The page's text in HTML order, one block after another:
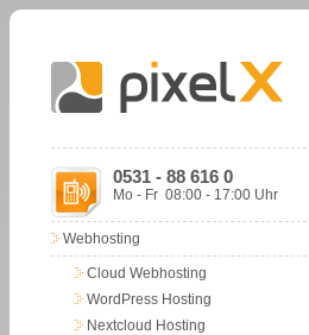
0531 - 88 616 0
Mo - Fr 08:00 - 17:00 Uhr
Webhosting
Cloud Webhosting
WordPress Hosting
Nextcloud Hosting